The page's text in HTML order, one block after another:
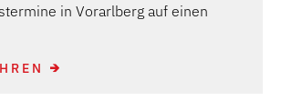
in Vorarlberg auf einen